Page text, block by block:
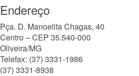
Endereço
Pça. D. Manoelita Chagas, 40
Centro – CEP 35.540-000
Oliveira/MG
Telefax: (37) 3331-1986
(37) 3331-8938